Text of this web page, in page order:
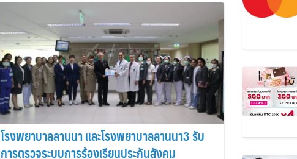
โรงพยาบาลลานนา และโรงพยาบาลลานนา3 รับ
การตรวจระบบการร้องเรียนประกันสังคม